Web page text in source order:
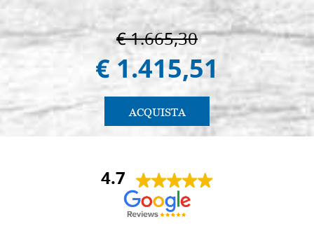
€ 1.665,30
€ 1.415,51
ACQUISTA
4.7